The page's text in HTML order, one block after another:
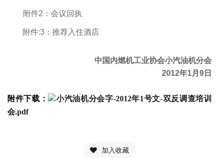
附件2 ：会议回执
附件:3 ：推荐入住酒店
中国内燃机工业协会小汽油机分会
2012年1月 9 日
附件下载：
小汽油机分会字-2012年1号文-双反调查培训
会.pdf
加入收藏